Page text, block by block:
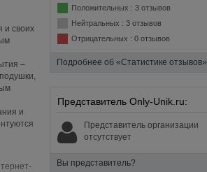
и своих
–
и
Положительных : 3 отзывов
Нейтральных : 3 отзывов
Отрицательных : 0 отзывов
Подробнее об «Статистике отзывов»
Представитель Only-Unik.ru:
Представитель организации
отсутствует
Вы представитель?